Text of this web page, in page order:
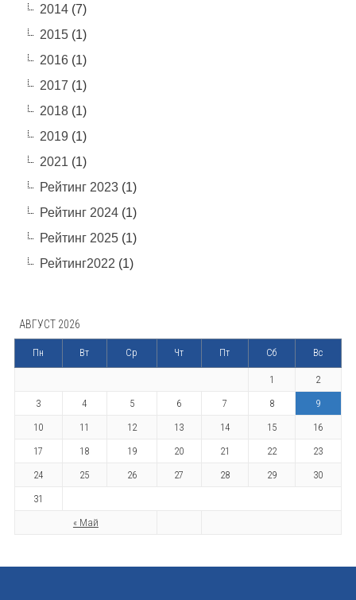
2014(7)
2015(1)
2016(1)
2017 (1)
2018(1)
2019 (1)
2021 (1)
Рейтинг 2023(1)
Рейтинг 2024(1)
Рейтинг 2025(1)
Рейтинг2022 (1)
АВГУСТ 2026
Пн Вт Ср Чт Пт Сб Вс
« Май
1
2
3
4 5 6 7 8
9
10
11 12 13 14 15
16
17
18 19 20 21 22
23
24
25 26 27 28 29
30
31